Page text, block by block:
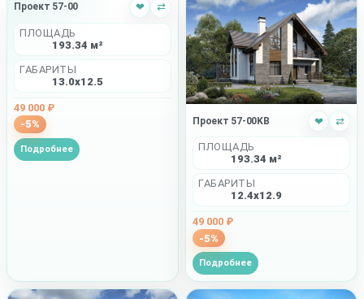
Проект 57-00 ❤ ⇄
ПЛОЩАДЬ
193.34 м²
ГАБАРИТЫ
13.0x12.5
49 000 ₽
-5%
Подробнее
Проект 57-00KB ❤ ⇄
ПЛОЩАДЬ
193.34 м²
ГАБАРИТЫ
12.4x12.9
49 000 ₽
-5%
Подробнее